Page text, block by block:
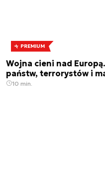
PREMIUM
Wojna cieni nad
państw, terrorystów i
10 min.